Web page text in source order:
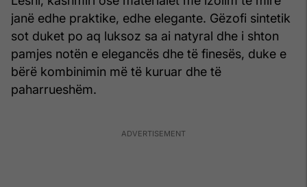
janë edhe praktike, edhe elegante. Gëzofi sintetik
sot duket po aq luksoz sa ai natyral dhe i shton
pamjes notën e elegancës dhe të finesës, duke e
bërë kombinimin më të kuruar dhe të
paharrueshëm.